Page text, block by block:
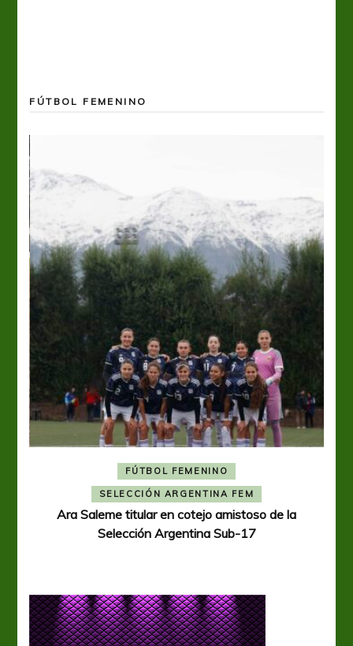
FÚTBOL FEMENINO
FÚTBOL FEMENINO
SELECCIÓN ARGENTINA FEM
Ara Saleme titular en cotejo amistoso de la
Selección Argentina Sub-17